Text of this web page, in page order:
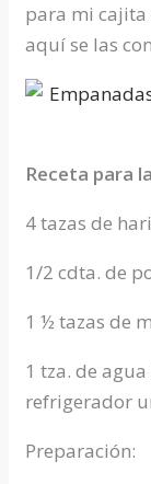
para mi cajita
aquí se las
Receta para
4 tazas de
1/2 cdta. de
1 ½ tazas de
1 tza. de
refrigerador
Preparación: